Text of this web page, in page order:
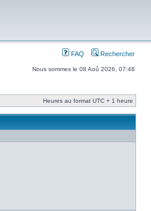
FAQ Rechercher
Nous sommes le 08 Aoû 2026, 07:48
Heures au format UTC + 1 heure